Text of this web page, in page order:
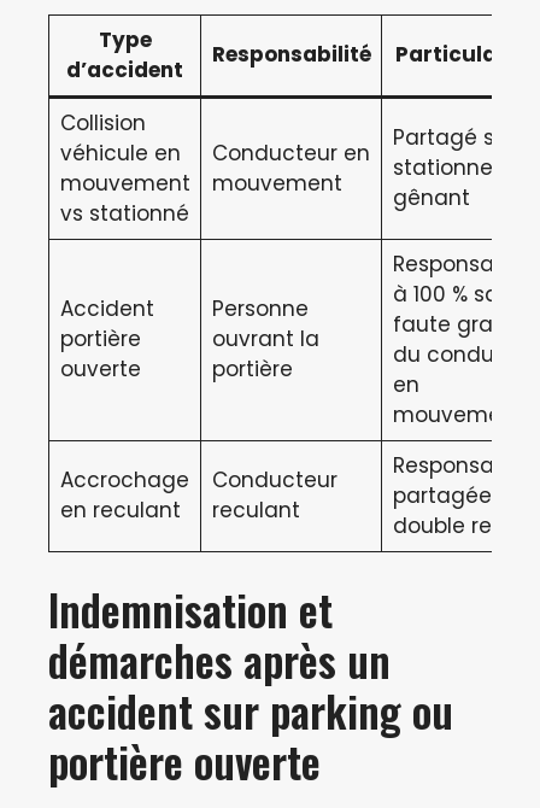
Type
d’accident
Responsabilité
Collision
véhicule en
mouvement
vs stationné
Conducteur en
mouvement
Partagé si
gênant
Accident
portière
ouverte
Personne
ouvrant la
portière
à 100 % sauf
faute grave
du
en
mouvement
Accrochage
en reculant
Conducteur
reculant
partagée si
double recul
Indemnisation et
démarches après un
accident sur parking ou
portière ouverte